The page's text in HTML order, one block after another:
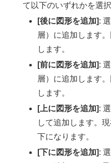
て以下のいずれかを選択
[後に図形を追加]:
層）に追加します
します。
[前に図形を追加]:
層）に追加します
します。
[上に図形を追加]:
して追加します。
下になります。
[下に図形を追加]: